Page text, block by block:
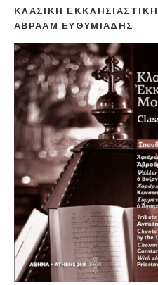
ΚΛΑΣΙΚΉ
ΑΒΡΑΆΜ ΕΥΘΥΜΙΆΔΗΣ